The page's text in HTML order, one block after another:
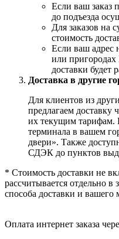
Если ваш заказ
до подъезда
Для заказов на
стоимость
Если ваш адрес
или пригородах
доставки будет
Доставка в другие
Для клиентов из
предлагаем доставку
их текущим тарифам.
терминала в вашем
двери». Также
СДЭК до пунктов
* Стоимость доставки не
рассчитывается отдельно
способа доставки и вашего
Оплата интернет заказа